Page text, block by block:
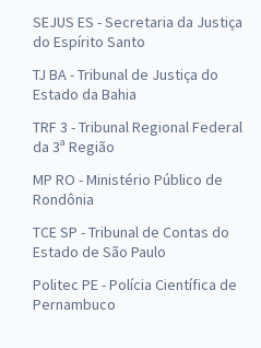
SEJUS ES - Secretaria da Justiça
do Espírito Santo
TJ BA - Tribunal de Justiça do
Estado da Bahia
TRF 3 - Tribunal Regional Federal
da 3ª Região
MP RO - Ministério Público de
Rondônia
TCE SP - Tribunal de Contas do
Estado de São Paulo
Politec PE - Polícia Científica de
Pernambuco